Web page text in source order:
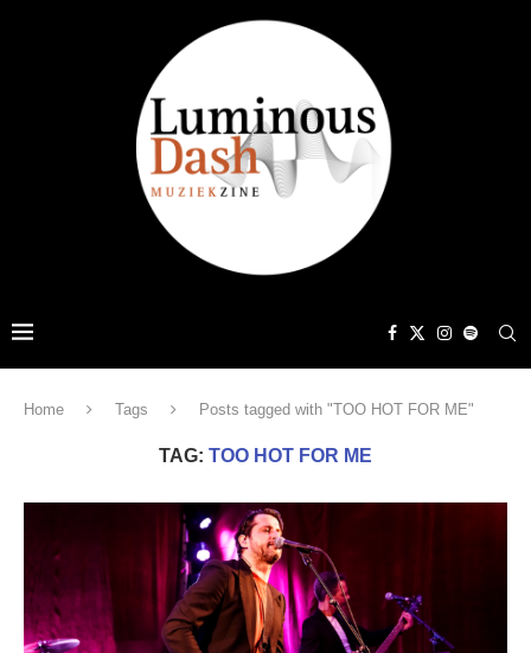
Home Tags Posts tagged with "TOO HOT FOR ME"
TAG: TOO HOT FOR ME